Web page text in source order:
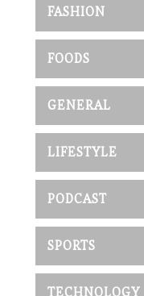
FASHION
FOODS
GENERAL
LIFESTYLE
PODCAST
SPORTS